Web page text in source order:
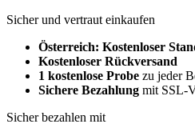
Sicher und vertraut einkaufen
Österreich: Kostenloser
Kostenloser Rückversand
1 kostenlose Probe zu jeder
Sichere Bezahlung mit SSL-
Sicher bezahlen mit